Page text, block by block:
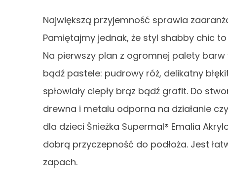
Największą przyjemność sprawia
Pamiętajmy jednak, że styl shabby chic
Na pierwszy plan z ogromnej palety
bądź pastele: pudrowy róż, delikatny
spłowiały ciepły brąz bądź grafit. Do
drewna i metalu odporna na działanie
dla dzieci Śnieżka Supermal® Emalia
dobrą przyczepność do podłoża. Jest
zapach.